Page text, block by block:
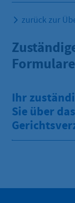
zurück zur
Formulare
Ihr
Sie über